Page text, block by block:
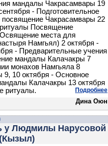
мандалы Чакрасамвары 19
- Подготовительное
Чакрасамвары 22
Посвящение
места для
Намгьял) 2 октября -
- Предварительные учения
мандалы Калачакры 7
монахов Намгьяла 8
9, 10 октября - Основное
Калачакры 13 октября
ритуалы.
Подробнее
Дина Оюн
у Людмилы Нарусовой